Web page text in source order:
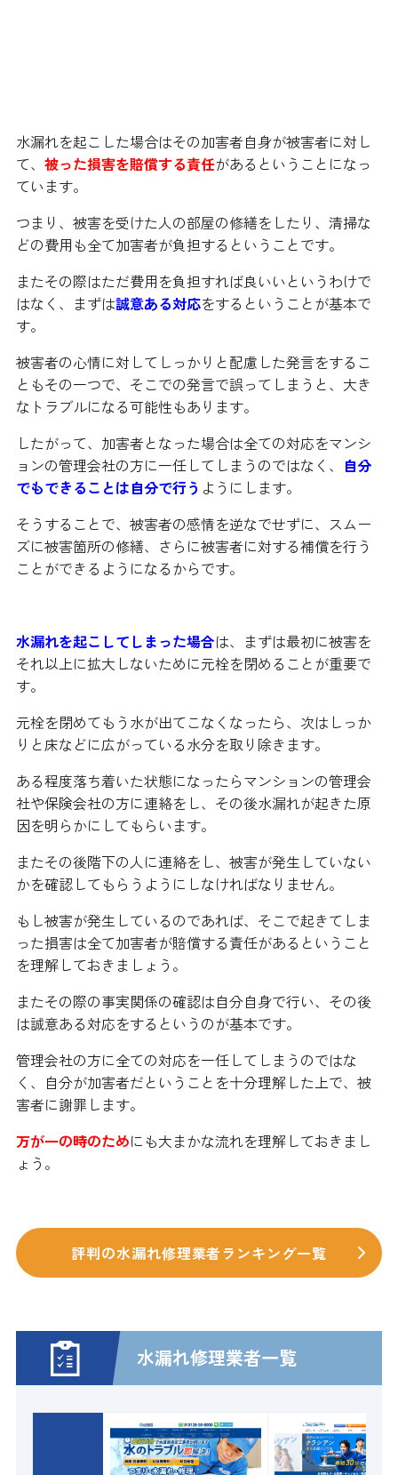
水漏れを起こした場合はその加害者自身が被害者に対し
て、 被った損害を賠償する責任があるということになっ
ています。
つまり、被害を受けた人の部屋の修繕をしたり、清掃な
どの費用も全て加害者が負担するということです。
またその際はただ費用を負担すれば良いいというわけで
はなく、まずは誠意ある対応をするということが基本で
す。
被害者の心情に対してしっかりと配慮した発言をするこ
ともその一つで、そこでの発言で誤ってしまうと、大き
なトラブルになる可能性もあります。
したがって、加害者となった場合は全ての対応をマンシ
ョンの管理会社の方に一任してしまうのではなく、
自分
でもできることは自分で行う ようにします。
そうすることで、被害者の感情を逆なでせずに、スムー
ズに被害箇所の修繕、さらに被害者に対する補償を行う
ことができるようになるからです。
水漏れを起こしてしまった場合は、まずは最初に被害を
それ以上に拡大しないために元栓を閉めることが重要で
す。
元栓を閉めてもう水が出てこなくなったら、次はしっか
りと床などに広がっている水分を取り除きます。
ある程度落ち着いた状態になったらマンションの管理会
社や保険会社の方に連絡をし、その後水漏れが起きた原
因を明らかにしてもらいます。
またその後階下の人に連絡をし、被害が発生していない
かを確認してもらうようにしなければなりません。
もし被害が発生しているのであれば、そこで起きてしま
った損害は全て加害者が賠償する責任があるということ
を理解しておきましょう。
またその際の事実関係の確認は自分自身で行い、その後
は誠意ある対応をするというのが基本です。
管理会社の方に全ての対応を一任してしまうのではな
く、自分が加害者だということを十分理解した上で、被
害者に謝罪します。
万が一の時のためにも大まかな流れを理解しておきまし
ょう。
評判の水漏れ修理業者ランキング一覧
水漏れ修理業者一覧